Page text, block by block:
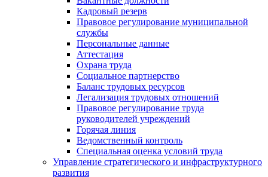
Кадровый резерв
Правовое регулирование муниципальной
службы
Персональные данные
Аттестация
Охрана труда
Социальное партнерство
Баланс трудовых ресурсов
Легализация трудовых отношений
Правовое регулирование труда
руководителей учреждений
Горячая линия
Ведомственный контроль
Специальная оценка условий труда
Управление стратегического и инфраструктурного
развития